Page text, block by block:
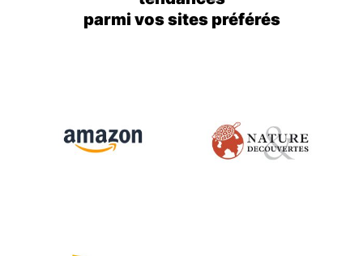
parmi vos sites préférés